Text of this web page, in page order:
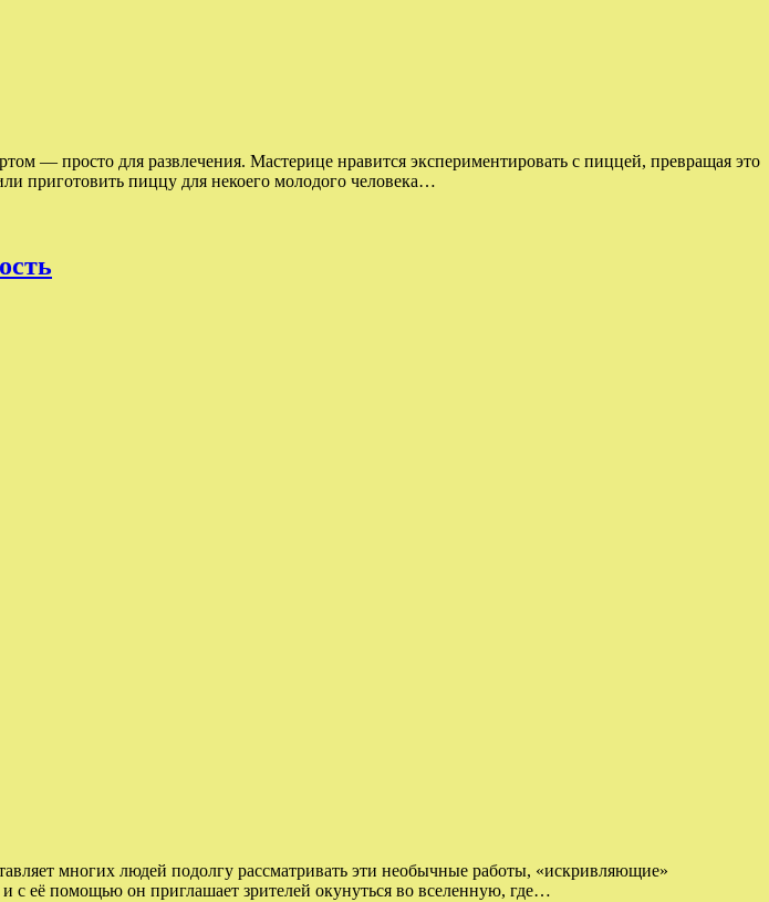
— просто для развлечения. Мастерице нравится экспериментировать с пиццей, превращая это
приготовить пиццу для некоего молодого человека…
многих людей подолгу рассматривать эти необычные работы, «искривляющие»
с её помощью он приглашает зрителей окунуться во вселенную, где…